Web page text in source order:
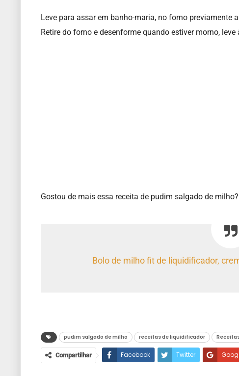
Leve para assar em banho-maria, no forno previamente
Retire do forno e desenforme quando estiver morno,
Gostou de mais essa receita de pudim salgado de
Bolo de milho fit de liquidificador,
pudim salgado de milho receitas de liquidificador
Compartilhar Facebook Twitter